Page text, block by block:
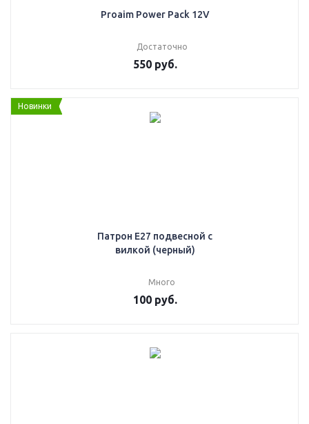
Proaim Power Pack 12V
Достаточно
550руб.
Новинки
Патрон E27 подвесной с
вилкой (черный)
Много
100руб.